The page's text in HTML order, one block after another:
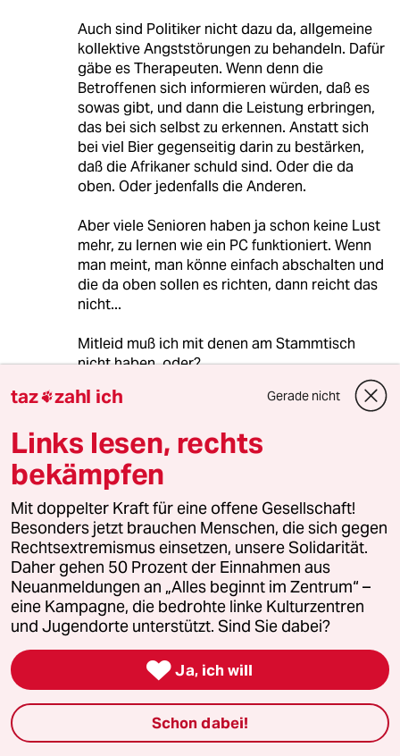
Auch sind Politiker nicht dazu da, allgemeine
kollektive Angststörungen zu behandeln. Dafür
gäbe es Therapeuten. Wenn denn die
Betroffenen sich informieren würden, daß es
sowas gibt, und dann die Leistung erbringen,
das bei sich selbst zu erkennen. Anstatt sich
bei viel Bier gegenseitig darin zu bestärken,
daß die Afrikaner schuld sind. Oder die da
oben. Oder jedenfalls die Anderen.
Aber viele Senioren haben ja schon keine Lust
mehr, zu lernen wie ein PC funktioniert. Wenn
man meint, man könne einfach abschalten und
die da oben sollen es richten, dann reicht das
nicht...
Mitleid muß ich mit denen am Stammtisch
nicht haben, oder?
LM Lutz Maximilian
13.05.2017,00:35 Uhr
"Auf der Familienfeier nimmt ein Mann
ungescholten das Wort vom „deutschen Volk“
in den Mund. Er sitzt gleich neben mir: Wie ein
Nazi sieht er eigentlich nicht aus."... also bitte,
mit dieser Aussage machen Sie sich einfach
nur lächerlich.
meistkommentiert
1 Krise der Demokratie
AfD-Wählen als Triebabfuhr
taz zahl ich Gerade nicht
Links lesen, rechts
bekämpfen
Mit doppelter Kraft für eine offene Gesellschaft!
Besonders jetzt brauchen Menschen, die sich gegen
Rechtsextremismus einsetzen, unsere Solidarität.
Daher gehen 50 Prozent der Einnahmen aus
Neuanmeldungen an „Alles beginnt im Zentrum“ –
eine Kampagne, die bedrohte linke Kulturzentren
und Jugendorte unterstützt. Sind Sie dabei?
 Ja, ich will
Schon dabei!